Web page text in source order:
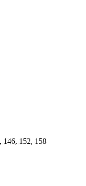
146, 152, 158